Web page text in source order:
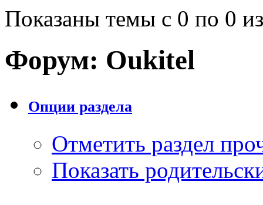
Показаны темы с 0 по 0
Форум: Oukitel
Опции раздела
Отметить раздел
Показать